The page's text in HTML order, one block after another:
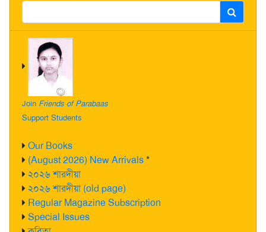
Join Friends of Parabaas
Support Students
Our Books
(August 2026) New Arrivals*
২০২৬ শারদীয়া
২০২৬ শারদীয়া (old page)
Regular Magazine Subscription
Special Issues